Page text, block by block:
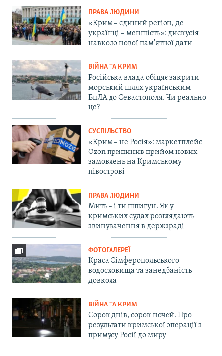
ПРАВА ЛЮДИНИ
«Крим – єдиний регіон, де
українці – меншість»: дискусія
навколо нової пам'ятної дати
ВІЙНА ТА КРИМ
Російська влада обіцяє закрити
морський шлях українським
БпЛА до Севастополя. Чи реально
це?
СУСПІЛЬСТВО
«Крим – не Росія»: маркетплейс
Ozon припинив прийом нових
замовлень на Кримському
півострові
ПРАВА ЛЮДИНИ
Мить – і ти шпигун. Як у
кримських судах розглядають
звинувачення в держзраді
ФОТОГАЛЕРЕЇ
Краса Сімферопольського
водосховища та занедбаність
довкола
ВІЙНА ТА КРИМ
Сорок днів, сорок ночей. Про
результати кримської операції з
примусу Росії до миру